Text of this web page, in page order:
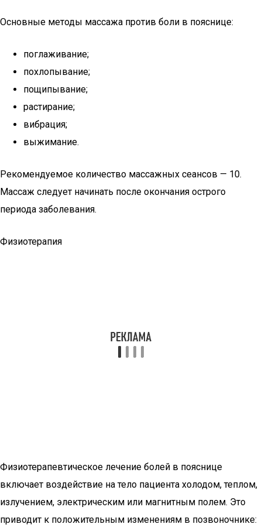
Основные методы массажа против боли в пояснице:
поглаживание;
похлопывание;
пощипывание;
растирание;
вибрация;
выжимание.
Рекомендуемое количество массажных сеансов — 10.
Массаж следует начинать после окончания острого
периода заболевания.
Физиотерапия
Физиотерапевтическое лечение болей в пояснице
включает воздействие на тело пациента холодом, теплом,
излучением, электрическим или магнитным полем. Это
приводит к положительным изменениям в позвоночнике: